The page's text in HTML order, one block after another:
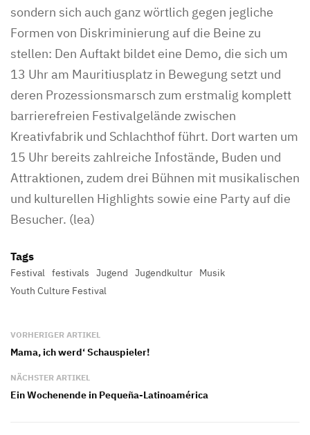
sondern sich auch ganz wörtlich gegen jegliche
Formen von Diskriminierung auf die Beine zu
stellen: Den Auftakt bildet eine Demo, die sich um
13 Uhr am Mauritiusplatz in Bewegung setzt und
deren Prozessionsmarsch zum erstmalig komplett
barrierefreien Festivalgelände zwischen
Kreativfabrik und Schlachthof führt. Dort warten um
15 Uhr bereits zahlreiche Infostände, Buden und
Attraktionen, zudem drei Bühnen mit musikalischen
und kulturellen Highlights sowie eine Party auf die
Besucher. (lea)
Tags
Festival festivals Jugend Jugendkultur
Musik
Youth Culture Festival
VORHERIGER ARTIKEL
Mama, ich werd‘ Schauspieler!
NÄCHSTER ARTIKEL
Ein Wochenende in Pequeña-Latinoamérica